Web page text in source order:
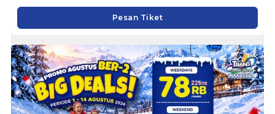
Pesan Tiket